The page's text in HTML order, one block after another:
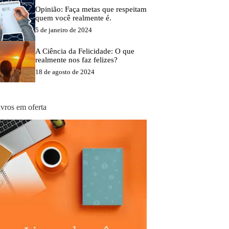
Opinião: Faça metas que respeitam
quem você realmente é.
5 de janeiro de 2024
A Ciência da Felicidade: O que
realmente nos faz felizes?
18 de agosto de 2024
em oferta